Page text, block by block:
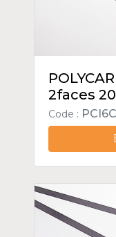
2faces
Code :